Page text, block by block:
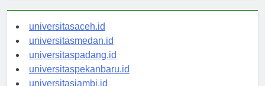
universitasaceh.id
universitasmedan.id
universitaspadang.id
universitaspekanbaru.id